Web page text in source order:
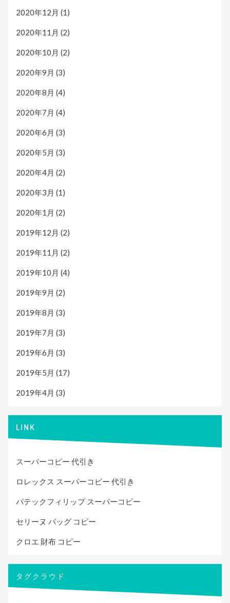
2020年12月 (1)
2020年11月 (2)
2020年10月 (2)
2020年9月 (3)
2020年8月 (4)
2020年7月 (4)
2020年6月 (3)
2020年5月 (3)
2020年4月 (2)
2020年3月 (1)
2020年1月 (2)
2019年12月 (2)
2019年11月 (2)
2019年10月 (4)
2019年9月 (2)
2019年8月 (3)
2019年7月 (3)
2019年6月 (3)
2019年5月 (17)
2019年4月 (3)
LINK
スーパーコピー 代引き
ロレックス スーパーコピー 代引き
パテックフィリップ スーパーコピー
セリーヌ バッグ コピー
クロエ 財布 コピー
タグクラウド